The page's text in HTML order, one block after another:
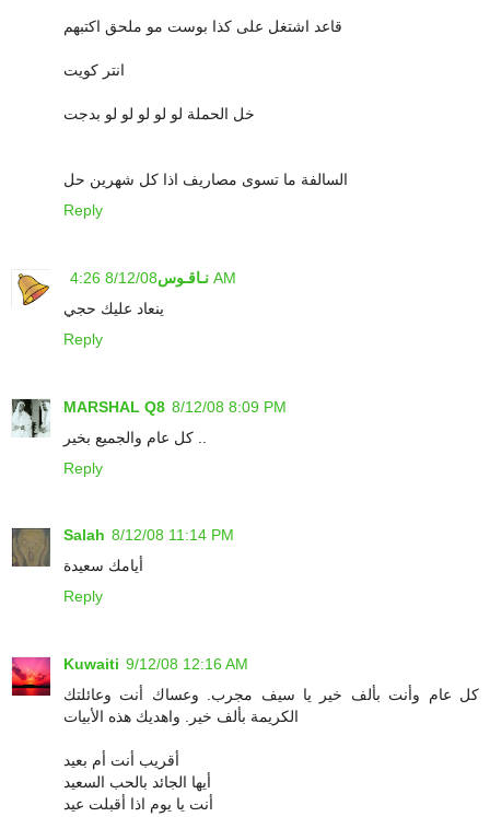
قاعد اشتغل على كذا بوست مو ملحق اكتبهم
انتر كويت
خل الحملة لو لو لو لو لو بدجت
السالفة ما تسوى مصاريف اذا كل شهرين حل
Reply
نـاقـوس 8/12/08 4:26 AM
ينعاد عليك حجي
Reply
MARSHAL Q8 8/12/08 8:09 PM
Reply
Salah 8/12/08 11:14 PM
أيامك سعيدة
Reply
Kuwaiti 9/12/08 12:16 AM
كل عام وأنت بألف خير يا سيف مجرب. وعساك أنت وعائلتك
الكريمة بألف خير. واهديك هذه الأبيات
أقريب أنت أم بعيد
أيها الجائد بالحب السعيد
أنت يا يوم اذا أقبلت عيد